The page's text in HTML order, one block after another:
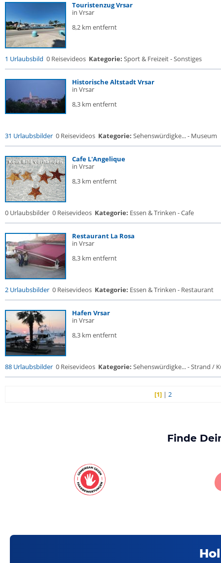
Touristenzug Vrsar
in Vrsar
8,2 km entfernt
1 Urlaubsbild 0 Reisevideos Kategorie: Sport & Freizeit - Sonstiges
Historische Altstadt Vrsar
in Vrsar
8,3 km entfernt
31 Urlaubsbilder 0 Reisevideos Kategorie: Sehenswürdigke... - Museum
Cafe L'Angelique
in Vrsar
8,3 km entfernt
0 Urlaubsbilder 0 Reisevideos Kategorie: Essen & Trinken - Cafe
Restaurant La Rosa
in Vrsar
8,3 km entfernt
2 Urlaubsbilder 0 Reisevideos Kategorie: Essen & Trinken - Restaurant
Hafen Vrsar
in Vrsar
8,3 km entfernt
88 Urlaubsbilder 0 Reisevideos Kategorie: Sehenswürdigke... - Strand /
[1] |2
Finde